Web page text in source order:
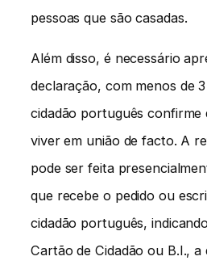
pessoas que são casadas.
Além disso, é necessário
declaração, com menos de
cidadão português confirme
viver em união de facto. A
pode ser feita
que recebe o pedido ou
cidadão português,
Cartão de Cidadão ou B.I., a